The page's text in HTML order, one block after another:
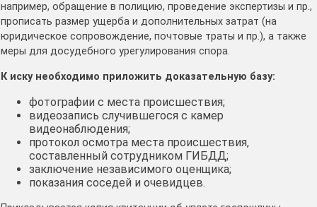
например, обращение в полицию, проведение экспертизы и пр.,
прописать размер ущерба и дополнительных затрат (на
юридическое сопровождение, почтовые траты и пр.), а также
меры для досудебного урегулирования спора.
К иску необходимо приложить доказательную базу:
фотографии с места происшествия;
видеозапись случившегося с камер
видеонаблюдения;
протокол осмотра места происшествия,
составленный сотрудником ГИБДД;
заключение независимого оценщика;
показания соседей и очевидцев.